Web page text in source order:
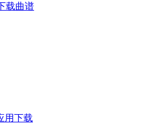
载曲谱
用下载